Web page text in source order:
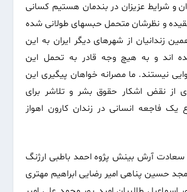
و شرایط عزیزان در بندمان هستیم کسانی
و نظرشان متحمل حبسهای طولانی شده
زندانیان از شهرهای دیگر ایران به این
اند و به هیچ وجه قادر به تحمل این
نیستند. ما مصرانه خواهان پیگیری این
از نقض اشکار حقوق بشر و تلاشر برای
یک فاجعه انسانی در زندان کارون اهواز
سعادت آرش بینش پژوه احمد باطبی ارژنگ
امجد حسین پناهی امیر رضایی ابراهیم مهتری